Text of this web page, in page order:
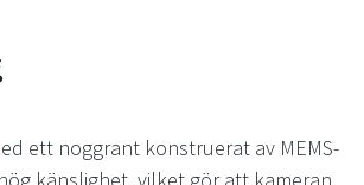
ett noggrant konstruerat av MEMS-
känslighet, vilket gör att kameran